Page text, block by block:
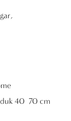
40×70 cm